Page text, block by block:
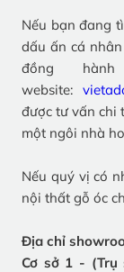
Nếu bạn đang
dấu ấn cá
đồng
website:
được tư vấn chi
một ngôi nhà
Nếu quý vị có
nội thất gỗ óc
Địa chỉ
Cơ sở 1 - (Trụ